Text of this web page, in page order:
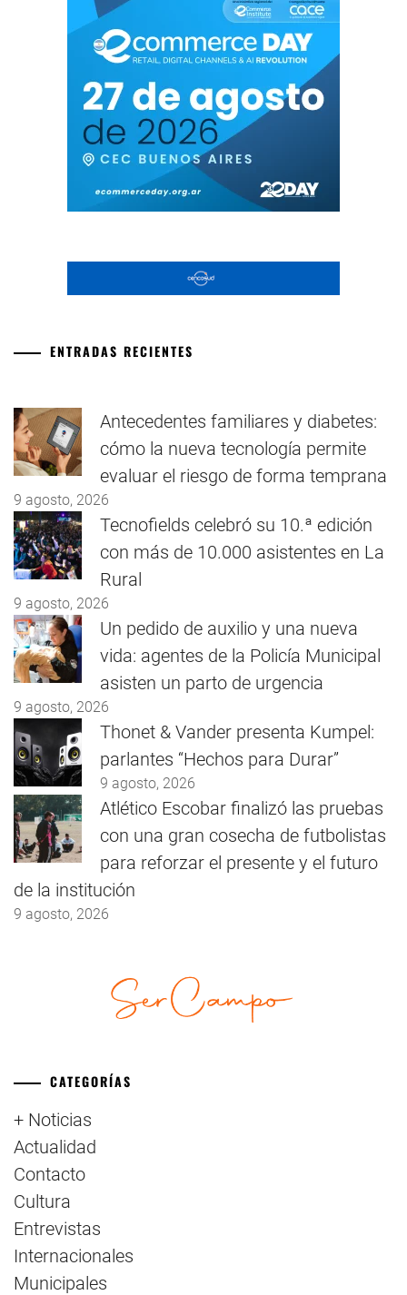
ENTRADAS RECIENTES
Antecedentes familiares y diabetes:
cómo la nueva tecnología permite
evaluar el riesgo de forma temprana
9 agosto, 2026
Tecnofields celebró su 10.ª edición
con más de 10.000 asistentes en La
Rural
9 agosto, 2026
Un pedido de auxilio y una nueva
vida: agentes de la Policía Municipal
asisten un parto de urgencia
9 agosto, 2026
Thonet & Vander presenta Kumpel:
parlantes “Hechos para Durar”
9 agosto, 2026
Atlético Escobar finalizó las pruebas
con una gran cosecha de futbolistas
para reforzar el presente y el futuro
de la institución
9 agosto, 2026
CATEGORÍAS
+ Noticias
Actualidad
Contacto
Cultura
Entrevistas
Internacionales
Municipales